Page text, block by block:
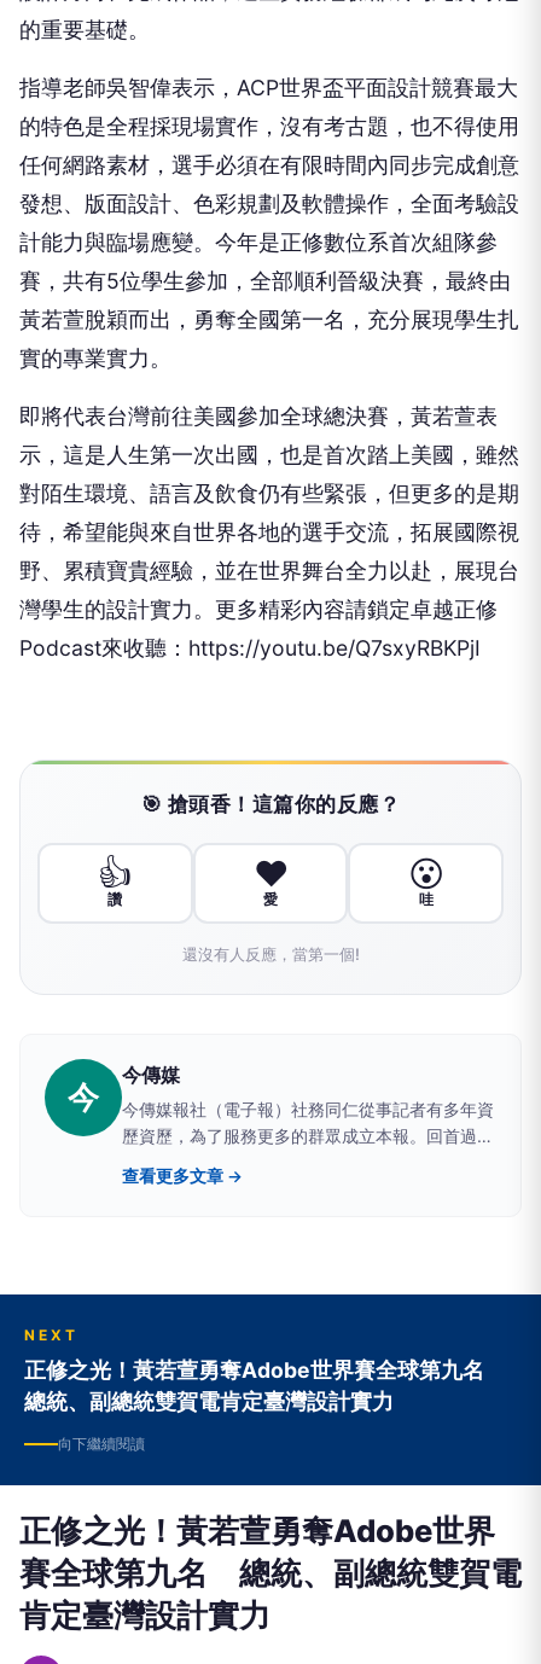
的重要基礎。
指導老師吳智偉表示，ACP世界盃平面設計競賽最大
的特色是全程採現場實作，沒有考古題，也不得使用
任何網路素材，選手必須在有限時間內同步完成創意
發想、版面設計、色彩規劃及軟體操作，全面考驗設
計能力與臨場應變。今年是正修數位系首次組隊參
賽，共有5位學生參加，全部順利晉級決賽，最終由
黃若萱脫穎而出，勇奪全國第一名，充分展現學生扎
實的專業實力。
即將代表台灣前往美國參加全球總決賽，黃若萱表
示，這是人生第一次出國，也是首次踏上美國，雖然
對陌生環境、語言及飲食仍有些緊張，但更多的是期
待，希望能與來自世界各地的選手交流，拓展國際視
野、累積寶貴經驗，並在世界舞台全力以赴，展現台
灣學生的設計實力。更多精彩內容請鎖定卓越正修
Podcast來收聽：https://youtu.be/Q7sxyRBKPjI
🎯 搶頭香！這篇你的反應？
👍
讚
❤️
愛
😮
哇
還沒有人反應，當第一個!
今
今傳媒
今傳媒報社（電子報）社務同仁從事記者有多年資
歷資歷，為了服務更多的群眾成立本報。回首過去
歷年來，承蒙社會大眾的支持與鼓勵，無限的感
激，全體的同仁也深表謝意，讓讀者更便利知道每
查看更多文章 →
NEXT
正修之光！黃若萱勇奪Adobe世界賽全球第九名
總統、副總統雙賀電肯定臺灣設計實力
向下繼續閱讀
正修之光！黃若萱勇奪Adobe世界
賽全球第九名 總統、副總統雙賀電
肯定臺灣設計實力